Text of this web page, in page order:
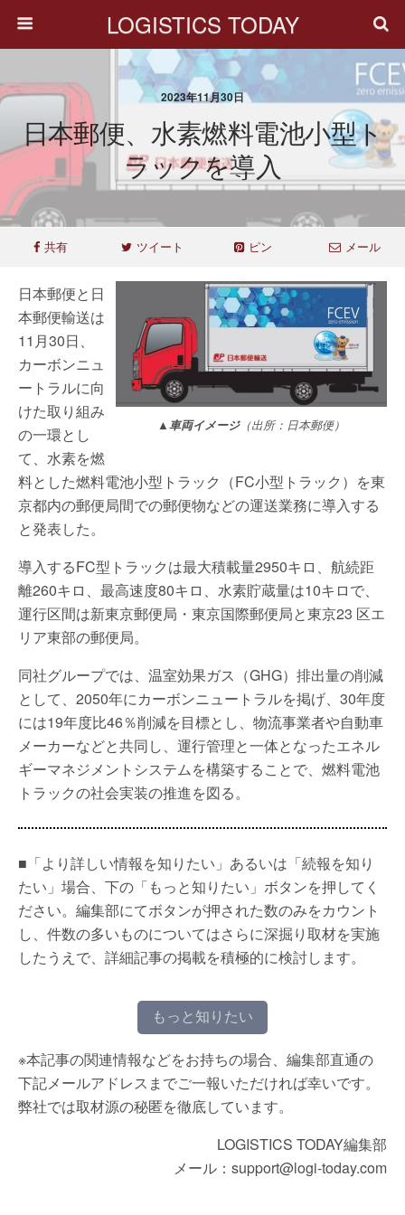
LOGISTICS TODAY
2023年11月30日
日本郵便、水素燃料電池小型ト
ラックを導入
共有 ツイート ピン メール
▲車両イメージ（出所：日本郵便）
日本郵便と日
本郵便輸送は
11月30日、
カーボンニュ
ートラルに向
けた取り組み
の一環とし
て、水素を燃
料とした燃料電池小型トラック（FC小型トラック）を東
京都内の郵便局間での郵便物などの運送業務に導入する
と発表した。
導入するFC型トラックは最大積載量2950キロ、航続距
離260キロ、最高速度80キロ、水素貯蔵量は10キロで、
運行区間は新東京郵便局・東京国際郵便局と東京23 区エ
リア東部の郵便局。
同社グループでは、温室効果ガス（GHG）排出量の削減
として、2050年にカーボンニュートラルを掲げ、30年度
には19年度比46％削減を目標とし、物流事業者や自動車
メーカーなどと共同し、運行管理と一体となったエネル
ギーマネジメントシステムを構築することで、燃料電池
トラックの社会実装の推進を図る。
■「より詳しい情報を知りたい」あるいは「続報を知り
たい」場合、下の「もっと知りたい」ボタンを押してく
ださい。編集部にてボタンが押された数のみをカウント
し、件数の多いものについてはさらに深掘り取材を実施
したうえで、詳細記事の掲載を積極的に検討します。
もっと知りたい
※本記事の関連情報などをお持ちの場合、編集部直通の
下記メールアドレスまでご一報いただければ幸いです。
弊社では取材源の秘匿を徹底しています。
LOGISTICS TODAY編集部
メール：support@logi-today.com